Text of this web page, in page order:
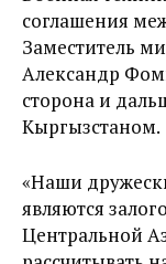
соглашения
Заместитель
Александр
сторона и
Кыргызстаном.
«Наши
являются
Центральной